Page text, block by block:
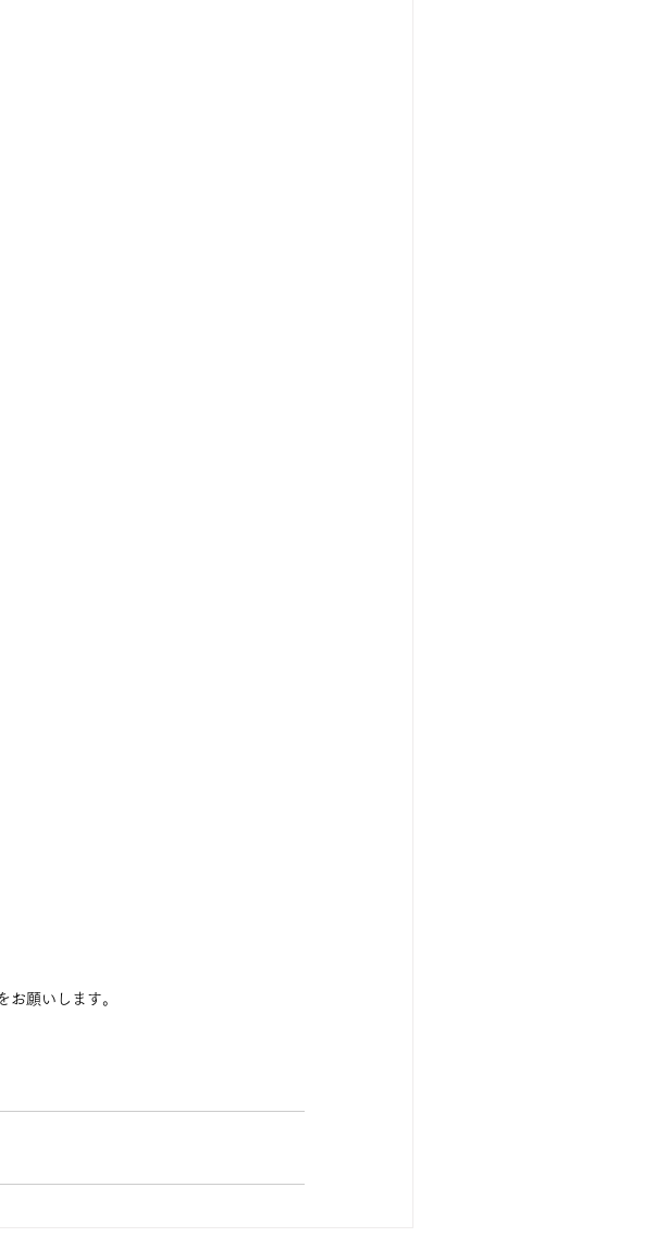
願いします。